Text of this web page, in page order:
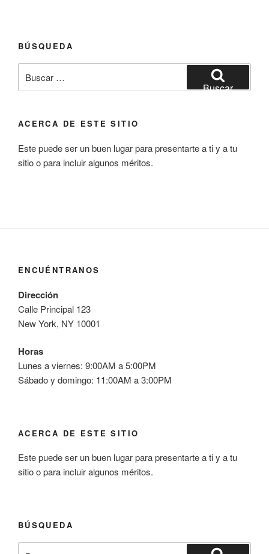
BÚSQUEDA
por:
Buscar
ACERCA DE ESTE SITIO
Este puede ser un buen lugar para presentarte a ti y a tu
sitio o para incluir algunos méritos.
ENCUÉNTRANOS
Dirección
Calle Principal 123
New York, NY 10001
Horas
Lunes a viernes: 9:00AM a 5:00PM
Sábado y domingo: 11:00AM a 3:00PM
ACERCA DE ESTE SITIO
Este puede ser un buen lugar para presentarte a ti y a tu
sitio o para incluir algunos méritos.
BÚSQUEDA